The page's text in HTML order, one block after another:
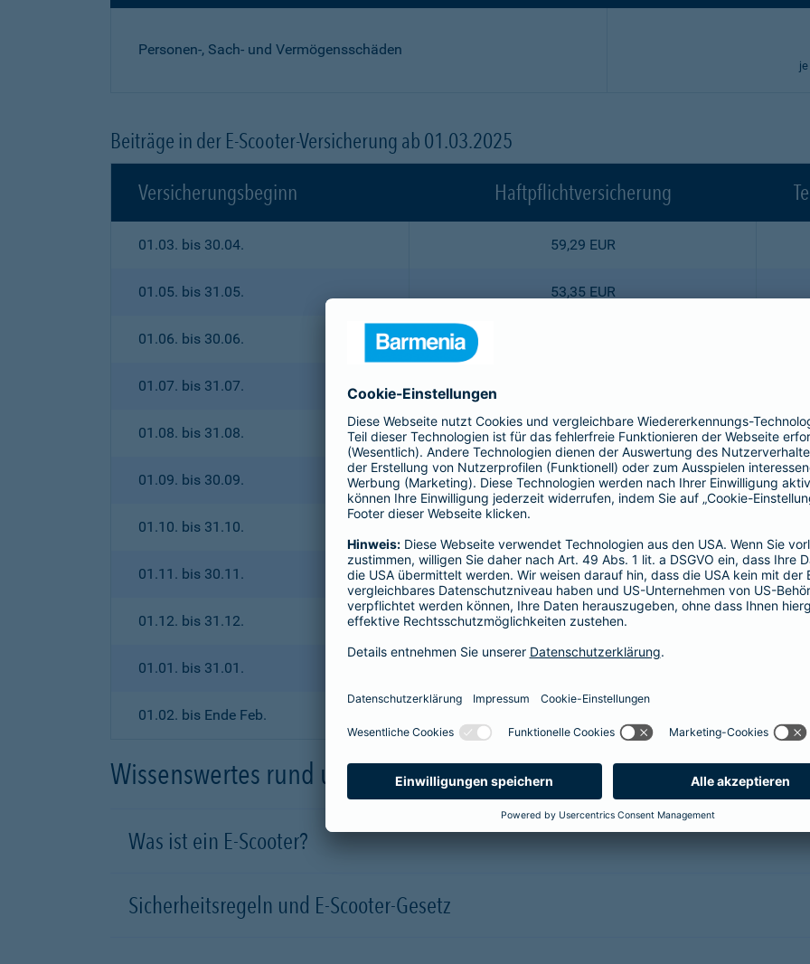
Personen-, Sach- und Vermögensschäden
Beiträge in der E-Scooter-Versicherung ab 01.03.2025
Versicherungsbeginn
Haftpflichtversicherung
01.03. bis 30.04. 59,29 EUR
01.05. bis 31.05. 53,35 EUR
01.06. bis 30.06.
01.07. bis 31.07.
01.08. bis 31.08. 41,58 EUR
01.09. bis 30.09. 35,64 EUR
01.10. bis 31.10.
01.11. bis 30.11. 23,76 EUR
01.12. bis 31.12. 17,82 EUR
01.01. bis 31.01.
01.02. bis Ende Feb.
Wissenswertes rund um den E-Scooter
Was ist ein E-Scooter?
Sicherheitsregeln und E-Scooter-Gesetz